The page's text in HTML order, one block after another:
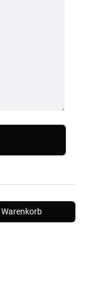
Warenkorb